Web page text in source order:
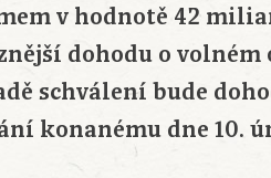
v hodnotě 42
dohodu o
schválení bude
konanému dne 10.